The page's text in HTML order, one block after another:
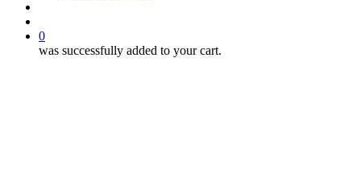
0
was successfully added to your cart.